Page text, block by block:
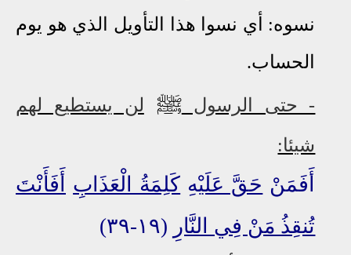
نسوه: أي نسوا هذا التأويل الذي هو يوم
الحساب.
- حتى الرسولﷺ
لن يستطيع لهم
شيئا:
أَفَمَنْ حَقَّ عَلَيْهِ كَلِمَةُ الْعَذَابِ
أَفَأَنْتَ
تُنقِذُ مَنْ فِي النَّارِ (١٩-٣٩)